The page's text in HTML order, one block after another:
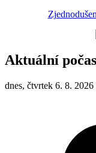
Aktuální
dnes, čtvrtek 6. 8. 2026